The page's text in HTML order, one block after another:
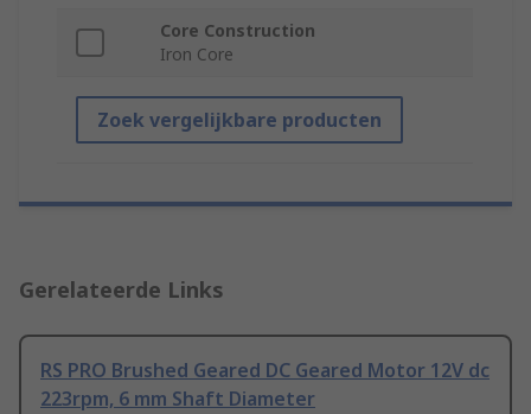
Core Construction
Iron Core
Zoek vergelijkbare producten
Gerelateerde Links
RS PRO Brushed Geared DC Geared Motor 12V dc
223rpm, 6 mm Shaft Diameter